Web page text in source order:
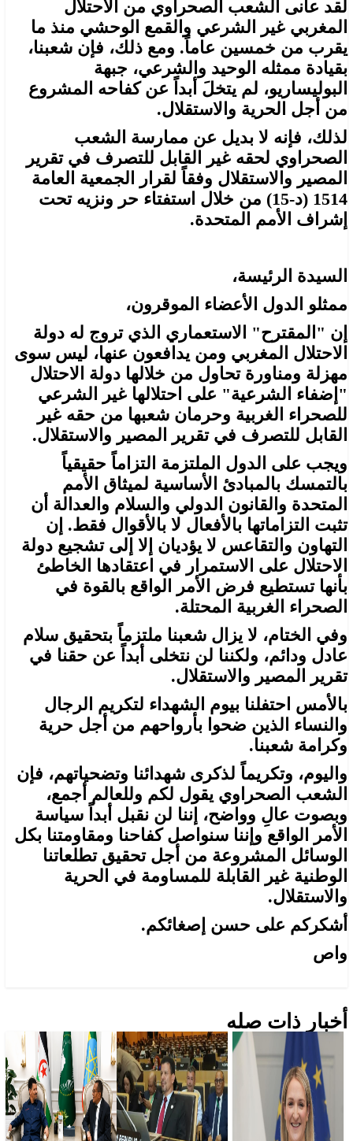
لقد عانى الشعب الصحراوي من الاحتلال
المغربي غير الشرعي والقمع الوحشي منذ ما
يقرب من خمسين عاماً. ومع ذلك، فإن شعبنا،
بقيادة ممثله الوحيد والشرعي، جبهة
البوليساريو، لم يتخلَ أبداً عن كفاحه المشروع
من أجل الحرية والاستقلال.
لذلك، فإنه لا بديل عن ممارسة الشعب
الصحراوي لحقه غير القابل للتصرف في تقرير
المصير والاستقلال وفقاً لقرار الجمعية العامة
1514 (د-15) من خلال استفتاء حر ونزيه تحت
إشراف الأمم المتحدة.
السيدة الرئيسة،
ممثلو الدول الأعضاء الموقرون،
إن "المقترح" الاستعماري الذي تروج له دولة
الاحتلال المغربي ومن يدافعون عنها، ليس سوى
مهزلة ومناورة تحاول من خلالها دولة الاحتلال
"إضفاء الشرعية" على احتلالها غير الشرعي
للصحراء الغربية وحرمان شعبها من حقه غير
القابل للتصرف في تقرير المصير والاستقلال.
ويجب على الدول الملتزمة التزاماً حقيقياً
بالتمسك بالمبادئ الأساسية لميثاق الأمم
المتحدة والقانون الدولي والسلام والعدالة أن
تثبت التزاماتها بالأفعال لا بالأقوال فقط. إن
التهاون والتقاعس لا يؤديان إلا إلى تشجيع دولة
الاحتلال على الاستمرار في اعتقادها الخاطئ
بأنها تستطيع فرض الأمر الواقع بالقوة في
الصحراء الغربية المحتلة.
وفي الختام، لا يزال شعبنا ملتزماً بتحقيق سلام
عادل ودائم، ولكننا لن نتخلى أبداً عن حقنا في
تقرير المصير والاستقلال.
بالأمس احتفلنا بيوم الشهداء لتكريم الرجال
والنساء الذين ضحوا بأرواحهم من أجل حرية
وكرامة شعبنا.
واليوم، وتكريماً لذكرى شهدائنا وتضحياتهم، فإن
الشعب الصحراوي يقول لكم وللعالم أجمع،
وبصوت عالِ وواضح، إننا لن نقبل أبداً سياسة
الأمر الواقع وإننا سنواصل كفاحنا ومقاومتنا بكل
الوسائل المشروعة من أجل تحقيق تطلعاتنا
الوطنية غير القابلة للمساومة في الحرية
والاستقلال.
أشكركم على حسن إصغائكم.
واص
أخبار ذات صله